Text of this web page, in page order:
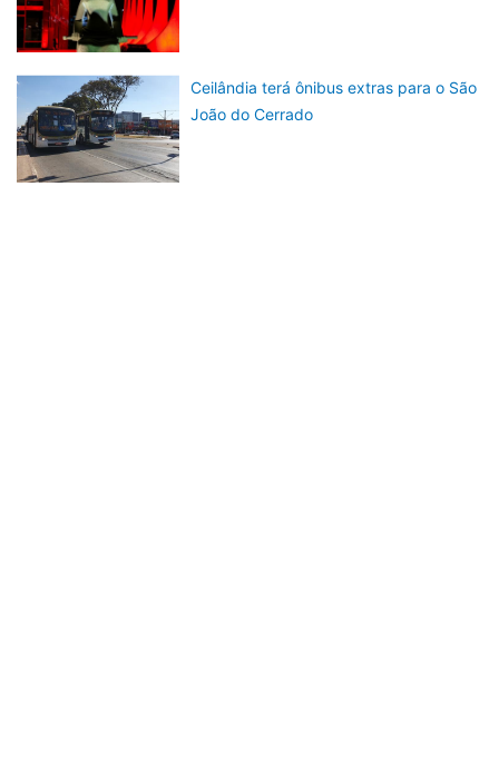
Ceilândia terá ônibus extras para o São
João do Cerrado